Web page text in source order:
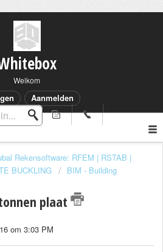
Welkom
Aanmelden
Rekensoftware: RFEM | RSTAB |
BUCKLING
BIM - Building
plaat
om 3:03 PM